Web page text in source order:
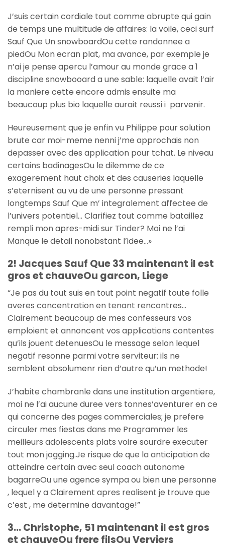
J’suis certain cordiale tout comme abrupte qui gain
de temps une multitude de affaires: la voile, ceci surf
Sauf Que Un snowboardOu cette randonnee a
piedOu Mon ecran plat, ma avance, par exemple je
n’ai je pense apercu l’amour au monde grace a 1
discipline snowbooard a une sable: laquelle avait l’air
la maniere cette encore admis ensuite ma
beaucoup plus bio laquelle aurait reussi i parvenir.
Heureusement que je enfin vu Philippe pour solution
brute car moi-meme nenni j’me approchais non
depasser avec des application pour tchat. Le niveau
certains badinagesOu le dilemme de ce
exagerement haut choix et des causeries laquelle
s’eternisent au vu de une personne pressant
longtemps Sauf Que m’ integralement affectee de
l’univers potentiel… Clarifiez tout comme bataillez
rempli mon apres-midi sur Tinder? Moi ne l’ai
Manque le detail nonobstant l’idee…»
2! Jacques Sauf Que 33 maintenant il est
gros et chauveOu garcon, Liege
“Je pas du tout suis en tout point negatif toute folle
averes concentration en tenant rencontres…
Clairement beaucoup de mes confesseurs vos
emploient et annoncent vos applications contentes
qu’ils jouent detenuesOu le message selon lequel
negatif resonne parmi votre serviteur: ils ne
semblent absolumenr rien d’autre qu’un methode!
J’habite chambranle dans une institution argentiere,
moi ne l’ai aucune duree vers tonnes’aventurer en ce
qui concerne des pages commerciales; je prefere
circuler mes fiestas dans me Programmer les
meilleurs adolescents plats voire sourdre executer
tout mon jogging.Je risque de que la anticipation de
atteindre certain avec seul coach autonome
bagarreOu une agence sympa ou bien une personne
, lequel y a Clairement apres realisent je trouve que
c’est , me determine davantage!”
3… Christophe, 51 maintenant il est gros
et chauveOu frere filsOu Verviers